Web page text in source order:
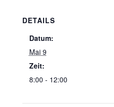
DETAILS
Datum:
Mai 9
Zeit:
8:00 - 12:00